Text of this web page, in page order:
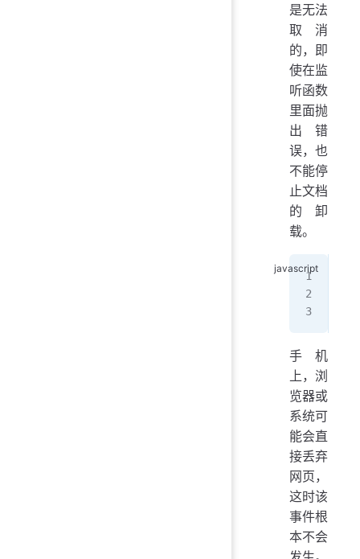
是无法
取消
的，即
使在监
听函数
里面抛
出错
误，也
不能停
止文档
的卸
载。
手机
上，浏
览器或
系统可
能会直
接丢弃
网页，
这时该
事件根
本不会